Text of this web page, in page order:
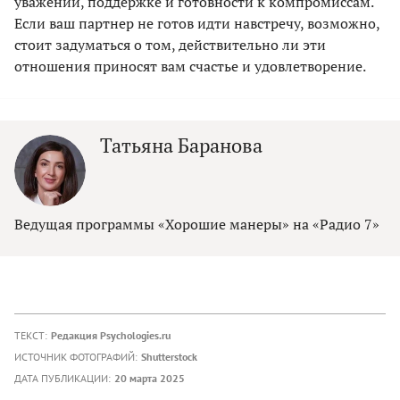
Если ваш партнер не готов идти навстречу, возможно,
стоит задуматься о том, действительно ли эти
отношения приносят вам счастье и удовлетворение.
Татьяна Баранова
Ведущая программы «Хорошие манеры» на «Радио 7»
ТЕКСТ: Редакция Psychologies.ru
ИСТОЧНИК ФОТОГРАФИЙ: Shutterstock
ДАТА ПУБЛИКАЦИИ: 20 марта 2025